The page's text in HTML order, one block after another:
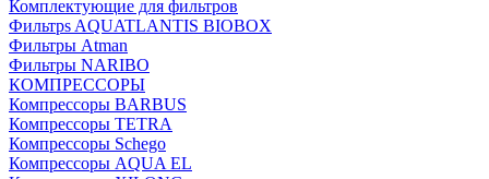
Комплектующие для фильтров
Фильтрs AQUATLANTIS BIOBOX
Фильтры Atman
Фильтры NARIBO
КОМПРЕССОРЫ
Компрессоры BARBUS
Компрессоры TETRA
Компрессоры Schego
Компрессоры AQUA EL